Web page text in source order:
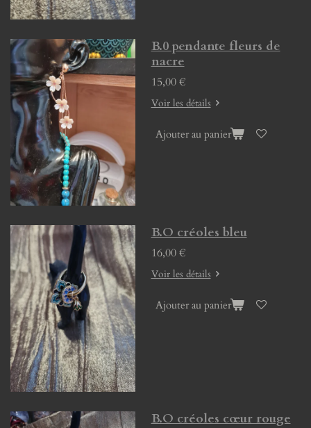
B.0 pendante fleurs de
nacre
15,00 €
Voir les détails
Ajouter au panier
B.O créoles bleu
16,00 €
Voir les détails
Ajouter au panier
B.O créoles cœur rouge